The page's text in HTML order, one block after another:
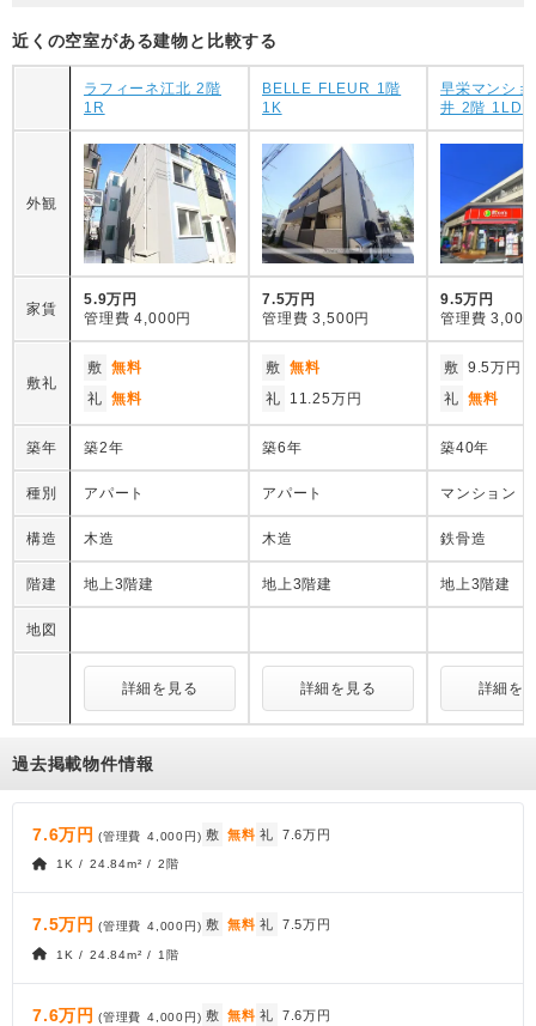
近くの空室がある建物と比較する
ラフィーネ江北 2階
1R
BELLE FLEUR 1階
1K
早栄マンショ
井 2階 1LDK
外観
家賃
5.9万円
管理費 4,000円
7.5万円
管理費 3,500円
9.5万円
管理費 3,000
敷礼
敷 無料
礼 無料
敷 無料
礼
11.25万円
敷 9.5万円
礼 無料
築年 築2年 築6年 築40年
種別 アパート アパート マンション
構造 木造 木造 鉄骨造
階建 地上3階建 地上3階建 地上3階建
地図
詳細を見る 詳細を見る 詳細を
過去掲載物件情報
7.6万円 (管理費 4,000円) 敷 無料 礼 7.6万円
1K / 24.84m² / 2階
7.5万円 (管理費 4,000円 ) 敷 無料 礼 7.5万円
1K / 24.84m² / 1階
7.6万円 (管理費 4,000円) 敷 無料 礼 7.6万円